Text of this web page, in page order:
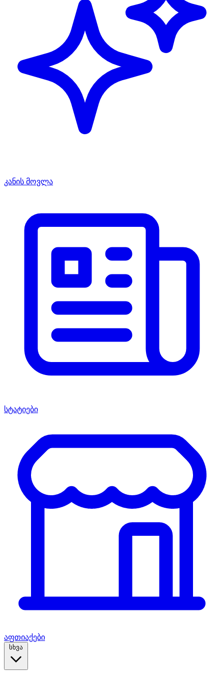
კანის მოვლა
სტატიები
აფთიაქები
სხვა